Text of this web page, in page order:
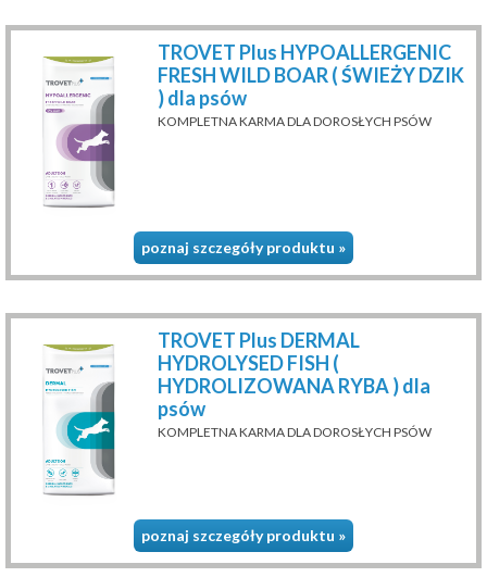
TROVET Plus HYPOALLERGENIC
FRESH WILD BOAR ( ŚWIEŻY DZIK
) dla psów
KOMPLETNA KARMA DLA DOROSŁYCH PSÓW
poznaj szczegóły produktu »
TROVET Plus DERMAL
HYDROLYSED FISH (
HYDROLIZOWANA RYBA ) dla
psów
KOMPLETNA KARMA DLA DOROSŁYCH PSÓW
poznaj szczegóły produktu »